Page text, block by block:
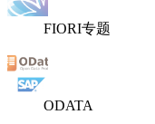
FIORI专题
ODATA